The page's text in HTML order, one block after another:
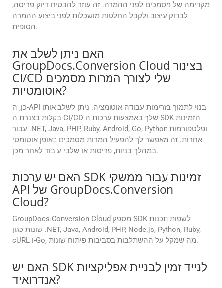
מקדימה של מסמכים לפני ההמרה. זה עוזר להבטיח דיוק פריסה,
לבדוק עיצוב ולקבל החלטות מושכלות לפני ביצוע ההמרה
הסופית.
האם ניתן לשלב את
GroupDocs.Conversion Cloud בצינור
CI/CD שלי לצורך המרות מסמכים
אוטומטיות?
כן, ה-API בנוי לתמוך בזרימות עבודה אוטומציה. ניתן לשלב אותו
בקלות בצנרת ה-CI/CD שלך באמצעות ערכות ה-SDK הזמינות
עבור .NET, Java, PHP, Ruby, Android, Go, Python ופלטפורמות
אחרות. זה מאפשר לך להפעיל המרות מסמכים באופן אוטומטי
במהלך בניות, פריסות או שלבי עיבוד לאחר מכן.
האם יש ערכות SDK זמינות עבור ממשקי
API של GroupDocs.Conversion
Cloud?
GroupDocs.Conversion Cloud מספק SDK לשפות תכנות
שונות כגון .NET, Java, Android, PHP, Node.js, Python, Ruby,
cURL ו-Go, מה שמקל על ההשתלבות בסביבות פיתוח שונות.
האם יש SDK לנייד זמין לבניית אפליקציות
אנדרואיד?